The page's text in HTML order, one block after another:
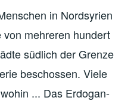
in Nordsyrien
mehreren hundert
südlich der Grenze
beschossen. Viele
... Das Erdogan-